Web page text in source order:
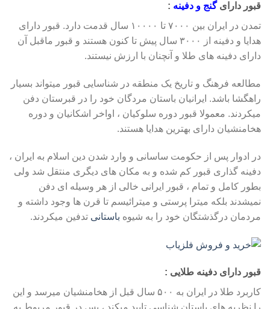
قبور دارایگنج و دفینه :
تمدن در ایران بین ۷۰۰۰ تا ۱۰۰۰۰ سال قدمت دارد. قبور دارای
هدایا و دفینه از ۳۰۰۰ سال پیش تا کنون هستند و قبور ماقبل آن
دارای دفینه های طلا و آنچنان با ارزش نیستند.
مطالعه فرهنگ و تاریخ یک منطقه در شناسایی قبور میتواند بسیار
راهگشا باشد. ایرانیان باستان مردگان خود را در قبرستان دفن
میکردند. معمولا قبور دوره سلوکیان ، اواخر اشکانیان و دوره
هخامنشیان دارای بهترین هدایا هستند.
در ادوار پس از حکومت ساسانی و وارد شدن دین اسلام به ایران ،
دفینه گذاری قبور کم شده و به مکان های دیگری منتقل شد ولی
بطور کامل و تمام ، قبور ایرانی خالی از هر وسیله ای دفن
نمیشدند بلکه میترا پرستی و میترائیسم تا قرن ها وجود داشته و
مردمان درگذشتگان خود را به شیوه باستانی تدفین میکردند.
قبور دارای دفینه طلایی :
کاربرد طلا در ایران به ۵۰۰ سال قبل از هخامنشیان میرسد و این